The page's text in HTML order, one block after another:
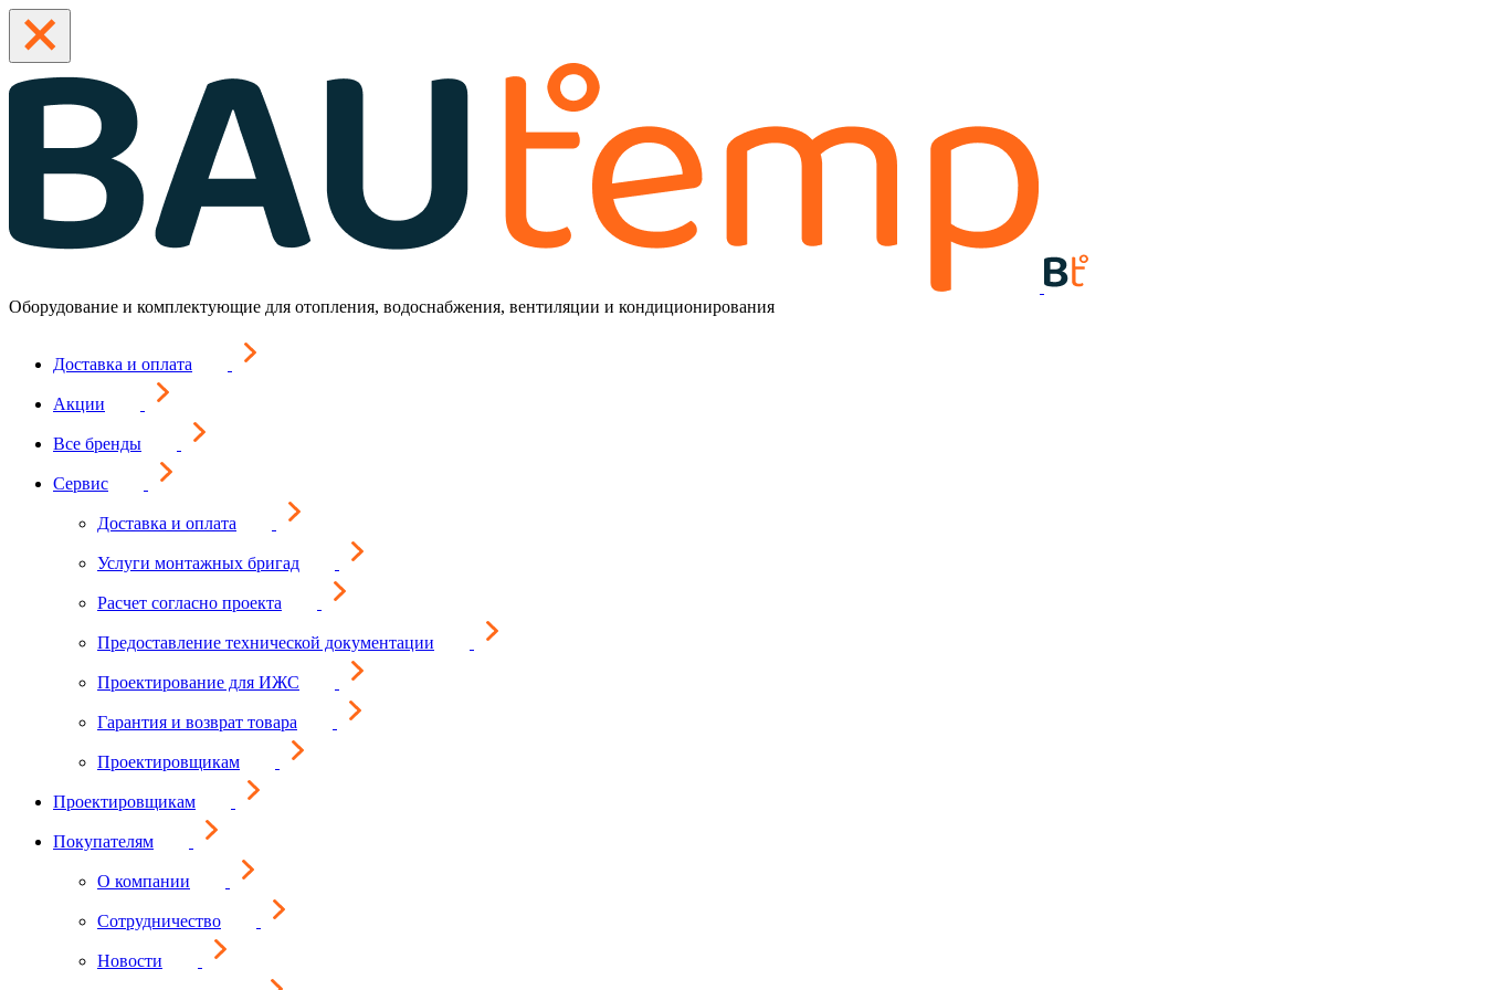
Оборудование и комплектующие для отопления, водоснабжения, вентиляции и кондиционирования
Доставка и оплата
Акции
Все бренды
Сервис
Доставка и оплата
Услуги монтажных бригад
Расчет согласно проекта
Предоставление технической документации
Проектирование для ИЖС
Гарантия и возврат товара
Проектировщикам
Проектировщикам
Покупателям
О компании
Сотрудничество
Новости